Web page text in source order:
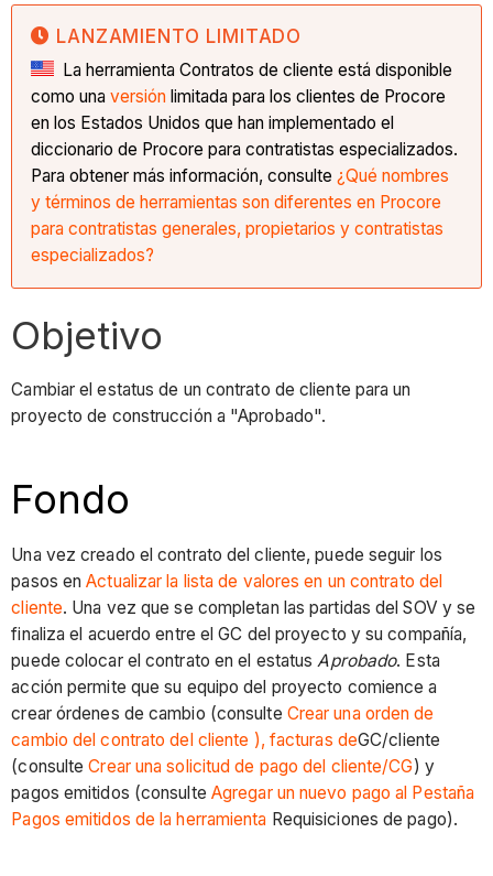
LANZAMIENTO LIMITADO
La herramienta Contratos de cliente está disponible
como unaversión limitada para los clientes de Procore
en los Estados Unidos que han implementado el
diccionario de Procore para contratistas especializados.
Para obtener más información, consulte¿Qué nombres
y términos de herramientas son diferentes en Procore
para contratistas generales, propietarios y contratistas
especializados?
Objetivo
Cambiar el estatus de un contrato de cliente para un
proyecto de construcción a "Aprobado".
Fondo
Una vez creado el contrato del cliente, puede seguir los
pasos enActualizar la lista de valores en un contrato del
cliente. Una vez que se completan las partidas del SOV y se
finaliza el acuerdo entre el GC del proyecto y su compañía,
puede colocar el contrato en el estatusAprobado. Esta
acción permite que su equipo del proyecto comience a
crear órdenes de cambio (consulte Crear una orden de
cambio del contrato del cliente ), facturas deGC/cliente
(consulteCrear una solicitud de pago del cliente/CG) y
pagos emitidos (consulte Agregar un nuevo pago al Pestaña
Pagos emitidos de la herramienta Requisiciones de pago).